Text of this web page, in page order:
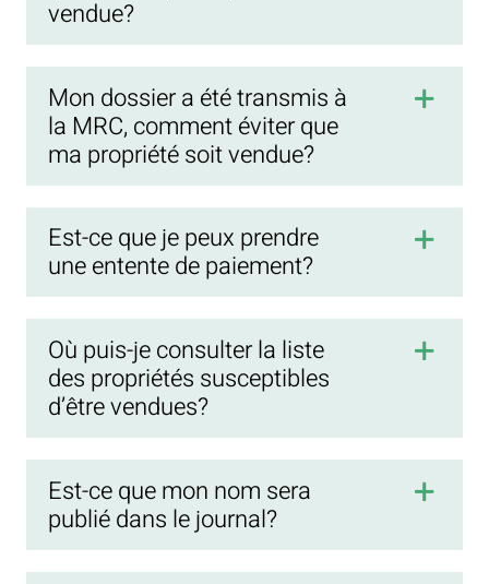
vendue?
Mon dossier a été transmis à
la MRC, comment éviter que
ma propriété soit vendue?
Est-ce que je peux prendre
une entente de paiement?
Où puis-je consulter la liste
des propriétés susceptibles
d’être vendues?
Est-ce que mon nom sera
publié dans le journal?